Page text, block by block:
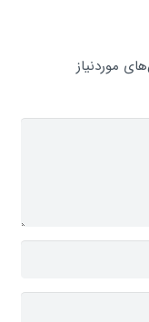
موردنیاز